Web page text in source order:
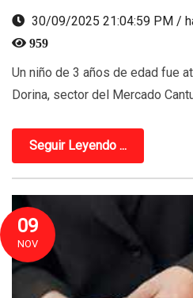
30/09/2025 21:04:59 PM /
959
Un niño de 3 años de edad fue
Dorina, sector del Mercado
Seguir Leyendo ...
09
NOV